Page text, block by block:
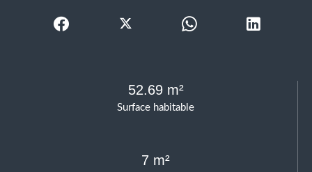
Surface habitable
52.69 m²
7 m²